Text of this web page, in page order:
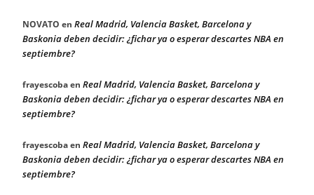
NOVATO en Real Madrid, Valencia Basket, Barcelona y
Baskonia deben decidir: ¿fichar ya o esperar descartes NBA en
septiembre?
frayescobaen Real Madrid, Valencia Basket, Barcelona y
Baskonia deben decidir: ¿fichar ya o esperar descartes NBA en
septiembre?
frayescobaen Real Madrid, Valencia Basket, Barcelona y
Baskonia deben decidir: ¿fichar ya o esperar descartes NBA en
septiembre?